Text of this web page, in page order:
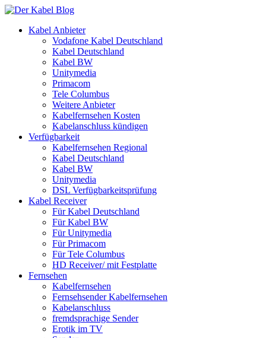
Kabel Anbieter
Vodafone Kabel Deutschland
Kabel Deutschland
Kabel BW
Unitymedia
Primacom
Tele Columbus
Weitere Anbieter
Kabelfernsehen Kosten
Kabelanschluss kündigen
Verfügbarkeit
Kabelfernsehen Regional
Kabel Deutschland
Kabel BW
Unitymedia
DSL Verfügbarkeitsprüfung
Kabel Receiver
Für Kabel Deutschland
Für Kabel BW
Für Unitymedia
Für Primacom
Für Tele Columbus
HD Receiver/ mit Festplatte
Fernsehen
Kabelfernsehen
Fernsehsender Kabelfernsehen
Kabelanschluss
fremdsprachige Sender
Erotik im TV